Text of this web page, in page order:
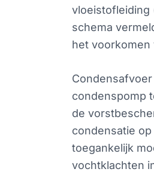
vloeistofleiding
schema
het voorkomen
condenspomp
de
condensatie
toegankelijk
vochtklachten